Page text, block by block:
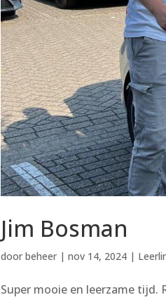
Jim Bosman
doorbeheer |nov 14, 2024 |
Super mooie en leerzame tijd.